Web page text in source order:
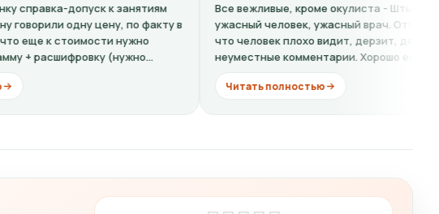
факту в
Все вежливые, кроме окулиста - Штыркало О. -
ужасный человек, ужасный врач. Отчитывает за то
что человек плохо видит, дерзит, делает
неуместные комментарии. Хорошо если бы...
на